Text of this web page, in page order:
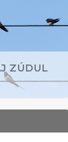
ZÚDUL